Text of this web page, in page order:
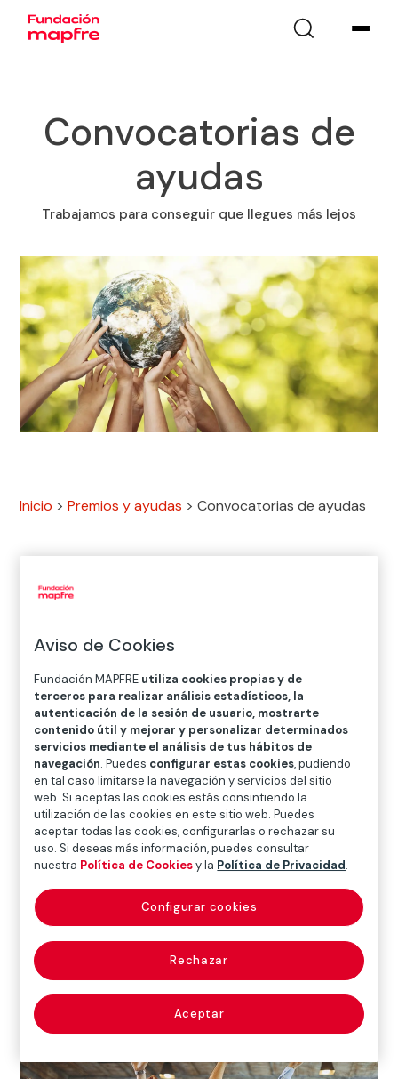
Convocatorias de
ayudas
Trabajamos para conseguir que llegues más lejos
Inicio >Premios y ayudas >Convocatorias de ayudas
Desde Fundación MAPFRE trabajamos para ti, para
para permitirte llegar más lejos
Cada año, con nuestras ayudas apoyamos a
empresas y organizacionescomo la tuya para que
puedan seguir desarrollándose y logren alcanzar sus
objetivos.
Queremos acompañarte en tu proyecto y multiplicar
tu fuerza. Con nuestras convocatorias te ofrecemos la
oportunidad de crecer o de multiplicar el
impacto de tus iniciativas.
Infórmate sobre nuestras
convocatorias.
Aviso de Cookies
Fundación MAPFRE utiliza cookies propias y de
terceros para realizar análisis estadísticos, la
autenticación de la sesión de usuario, mostrarte
contenido útil y mejorar y personalizar determinados
servicios mediante el análisis de tus hábitos de
navegación. Puedes configurar estas cookies, pudiendo
en tal caso limitarse la navegación y servicios del sitio
web. Si aceptas las cookies estás consintiendo la
utilización de las cookies en este sitio web. Puedes
aceptar todas las cookies, configurarlas o rechazar su
uso. Si deseas más información, puedes consultar
nuestra Política de Cookiesy la Política de Privacidad.
Rechazar
Aceptar
Configurar cookies